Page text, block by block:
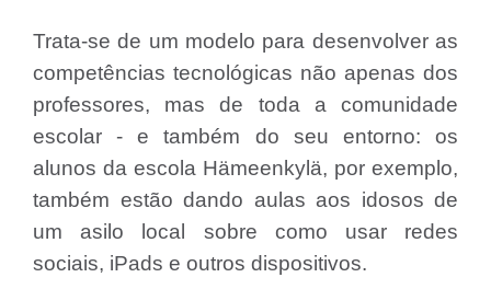
Trata-se de um modelo para desenvolver as
competências tecnológicas não apenas dos
professores, mas de toda a comunidade
escolar - e também do seu entorno: os
alunos da escola Hämeenkylä, por exemplo,
também estão dando aulas aos idosos de
um asilo local sobre como usar redes
sociais, iPads e outros dispositivos.